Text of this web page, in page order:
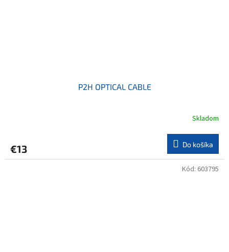
P2H OPTICAL CABLE
Skladom
€13 Do košíka
Kód: 603795